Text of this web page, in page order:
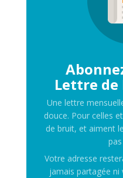
Lettre de
Une lettre
douce. Pour celles
de bruit, et aiment
Votre adresse
jamais partagée ni